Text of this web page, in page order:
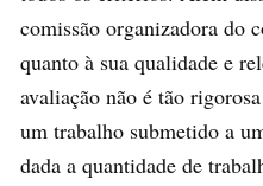
comissão organizadora do
quanto à sua qualidade e
avaliação não é tão
um trabalho submetido a
dada a quantidade de